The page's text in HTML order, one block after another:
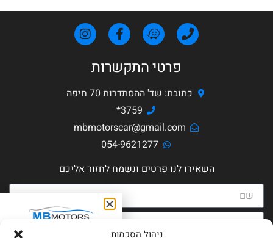
ניהול הסכמות
פרטי התקשרות
כתובת: שד' ההסתדרות 70 חיפה
3759*
mbmotorscar@gmail.com
054-9621277
השאירו לנו פרטים ונשמח לחזור אליכם
בואו נתאם פגישה